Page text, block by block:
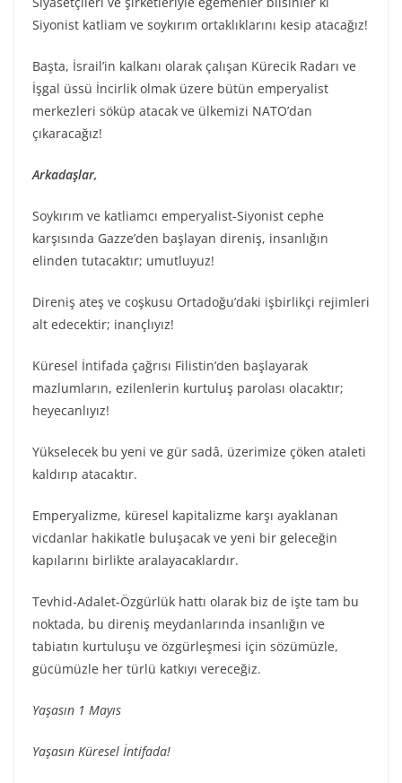
Siyonist katliam ve soykırım ortaklıklarını kesip atacağız!
Başta, İsrail’in kalkanı olarak çalışan Kürecik Radarı ve
İşgal üssü İncirlik olmak üzere bütün emperyalist
merkezleri söküp atacak ve ülkemizi NATO’dan
çıkaracağız!
Arkadaşlar,
Soykırım ve katliamcı emperyalist-Siyonist cephe
karşısında Gazze’den başlayan direniş, insanlığın
elinden tutacaktır; umutluyuz!
Direniş ateş ve coşkusu Ortadoğu’daki işbirlikçi rejimleri
alt edecektir; inançlıyız!
Küresel İntifada çağrısı Filistin’den başlayarak
mazlumların, ezilenlerin kurtuluş parolası olacaktır;
heyecanlıyız!
Yükselecek bu yeni ve gür sadâ, üzerimize çöken ataleti
kaldırıp atacaktır.
Emperyalizme, küresel kapitalizme karşı ayaklanan
vicdanlar hakikatle buluşacak ve yeni bir geleceğin
kapılarını birlikte aralayacaklardır.
Tevhid-Adalet-Özgürlük hattı olarak biz de işte tam bu
noktada, bu direniş meydanlarında insanlığın ve
tabiatın kurtuluşu ve özgürleşmesi için sözümüzle,
gücümüzle her türlü katkıyı vereceğiz.
Yaşasın 1 Mayıs
Yaşasın Küresel İntifada!